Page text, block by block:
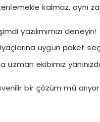
kalmaz, aynı
yazılımımızı deneyin!
uygun paket
uzman ekibimiz
bir çözüm mü